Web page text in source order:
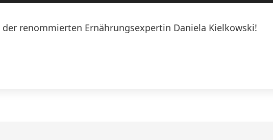
renommierten Ernährungsexpertin Daniela Kielkowski!